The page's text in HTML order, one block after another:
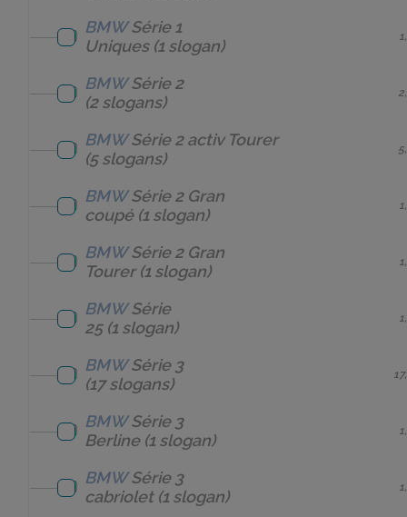
BMW Série 1
Uniques(1 slogan)
BMW Série 2
(2 slogans)
BMW Série 2 activ Tourer
(5 slogans)
BMW Série 2 Gran
coupé(1 slogan)
BMW Série 2 Gran
Tourer(1 slogan)
BMW Série
25(1 slogan)
BMW Série 3
(17 slogans)
BMW Série 3
Berline(1 slogan)
BMW Série 3
cabriolet(1 slogan)